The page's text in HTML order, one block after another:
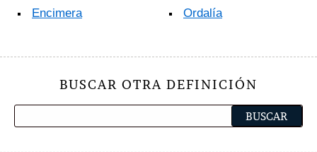
Encimera Ordalía
BUSCAR OTRA DEFINICIÓN